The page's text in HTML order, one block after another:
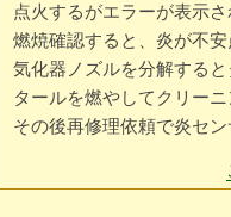
点火するがエラーが表示
燃焼確認すると、炎が不
気化器ノズルを分解する
タールを燃やしてクリー
その後再修理依頼で炎セ